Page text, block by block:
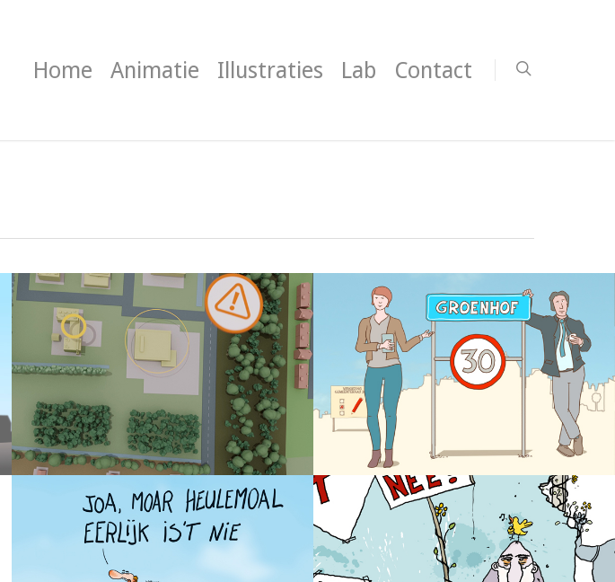
Home Animatie Illustraties Lab Contact
Milieuschade Gemeenteraadsverkiezingen